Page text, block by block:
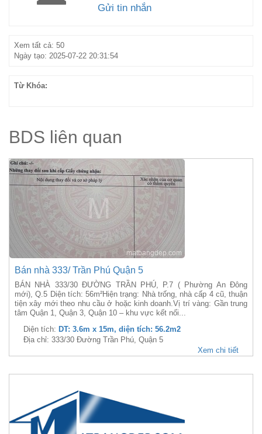
Gửi tin nhắn
Xem tất cả: 50
Ngày tạo: 2025-07-22 20:31:54
Từ Khóa:
BDS liên quan
Bán nhà 333/ Trần Phú Quận 5
BÁN NHÀ 333/30 ĐƯỜNG TRẦN PHÚ, P.7 ( Phường An Đông
mới), Q.5 Diện tích: 56m²Hiện trạng: Nhà trống, nhà cấp 4 cũ, thuận
tiện xây mới theo nhu cầu ở hoặc kinh doanh.Vị trí vàng: Gần trung
tâm Quận 1, Quận 3, Quận 10 – khu vực kết nối...
Diện tích: DT: 3.6m x 15m, diện tích: 56.2m2
Địa chỉ: 333/30 Đường Trần Phú, Quận 5
Xem chi tiết